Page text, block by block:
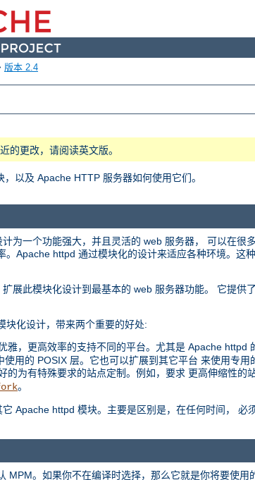
版本 2.4
的更改，请阅读英文版。
以及 Apache HTTP 服务器如何使用它们。
为一个功能强大，并且灵活的 web 服务器， 可以在
。Apache httpd 通过模块化的设计来适应各种环境。
展此模块化设计到最基本的 web 服务器功能。 它提
块化设计，带来两个重要的好处:
雅，更高效率的支持不同的平台。尤其是 Apache httpd
用的 POSIX 层。它也可以扩展到其它平台 来使用专用
的为有特殊要求的站点定制。例如，要求 更高伸缩性的
。
Apache httpd 模块。主要是区别是，在任何时间，
MPM。如果你不在编译时选择，那么它就是你将要使用